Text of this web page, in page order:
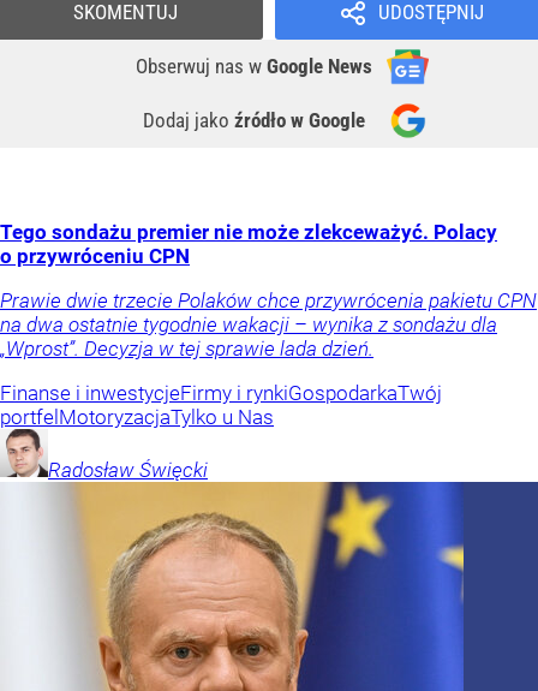
UDOSTĘPNIJ
Obserwuj nas w Google News
Dodaj jako źródło w Google
SKOMENTUJ
Tego sondażu premier nie może zlekceważyć. Polacy
o przywróceniu CPN
Prawie dwie trzecie Polaków chce przywrócenia pakietu CPN
na dwa ostatnie tygodnie wakacji – wynika z sondażu dla
„Wprost”. Decyzja w tej sprawie lada dzień.
Finanse i inwestycjeFirmy i rynkiGospodarkaTwój
portfelMotoryzacjaTylko u Nas
Radosław Święcki